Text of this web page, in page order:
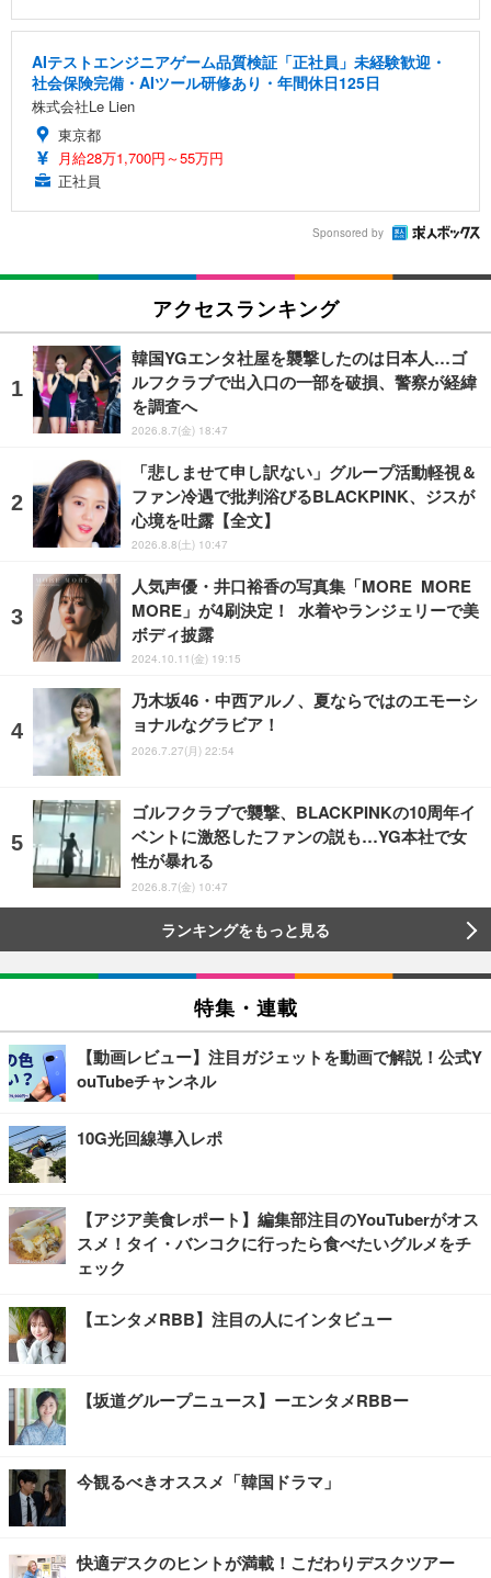
AIテストエンジニアゲーム品質検証「正社員」未経験歓迎・
社会保険完備・AIツール研修あり・年間休日125日
株式会社Le Lien
東京都
月給28万1,700円～55万円
正社員
Sponsored by
アクセスランキング
韓国YGエンタ社屋を襲撃したのは日本人…ゴ
ルフクラブで出入口の一部を破損、警察が経緯
を調査へ
2026.8.7(金) 18:47
「悲しませて申し訳ない」グループ活動軽視＆
ファン冷遇で批判浴びるBLACKPINK、ジスが
心境を吐露【全文】
2026.8.8(土) 10:47
人気声優・井口裕香の写真集「MORE MORE
MORE」が4刷決定！ 水着やランジェリーで美
ボディ披露
2024.10.11(金) 19:15
乃木坂46・中西アルノ、夏ならではのエモーシ
ョナルなグラビア！
2026.7.27(月) 22:54
ゴルフクラブで襲撃、BLACKPINKの10周年イ
ベントに激怒したファンの説も…YG本社で女
性が暴れる
2026.8.7(金) 10:47
ランキングをもっと見る
特集・連載
【動画レビュー】注目ガジェットを動画で解説！公式Y
ouTubeチャンネル
10G光回線導入レポ
【アジア美食レポート】編集部注目のYouTuberがオス
スメ！タイ・バンコクに行ったら食べたいグルメをチ
ェック
【エンタメRBB】注目の人にインタビュー
【坂道グループニュース】ーエンタメRBBー
今観るべきオススメ「韓国ドラマ」
快適デスクのヒントが満載！こだわりデスクツアー